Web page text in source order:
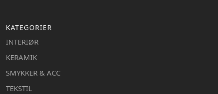
KATEGORIER
INTERIØR
KERAMIK
SMYKKER & ACC
TEKSTIL